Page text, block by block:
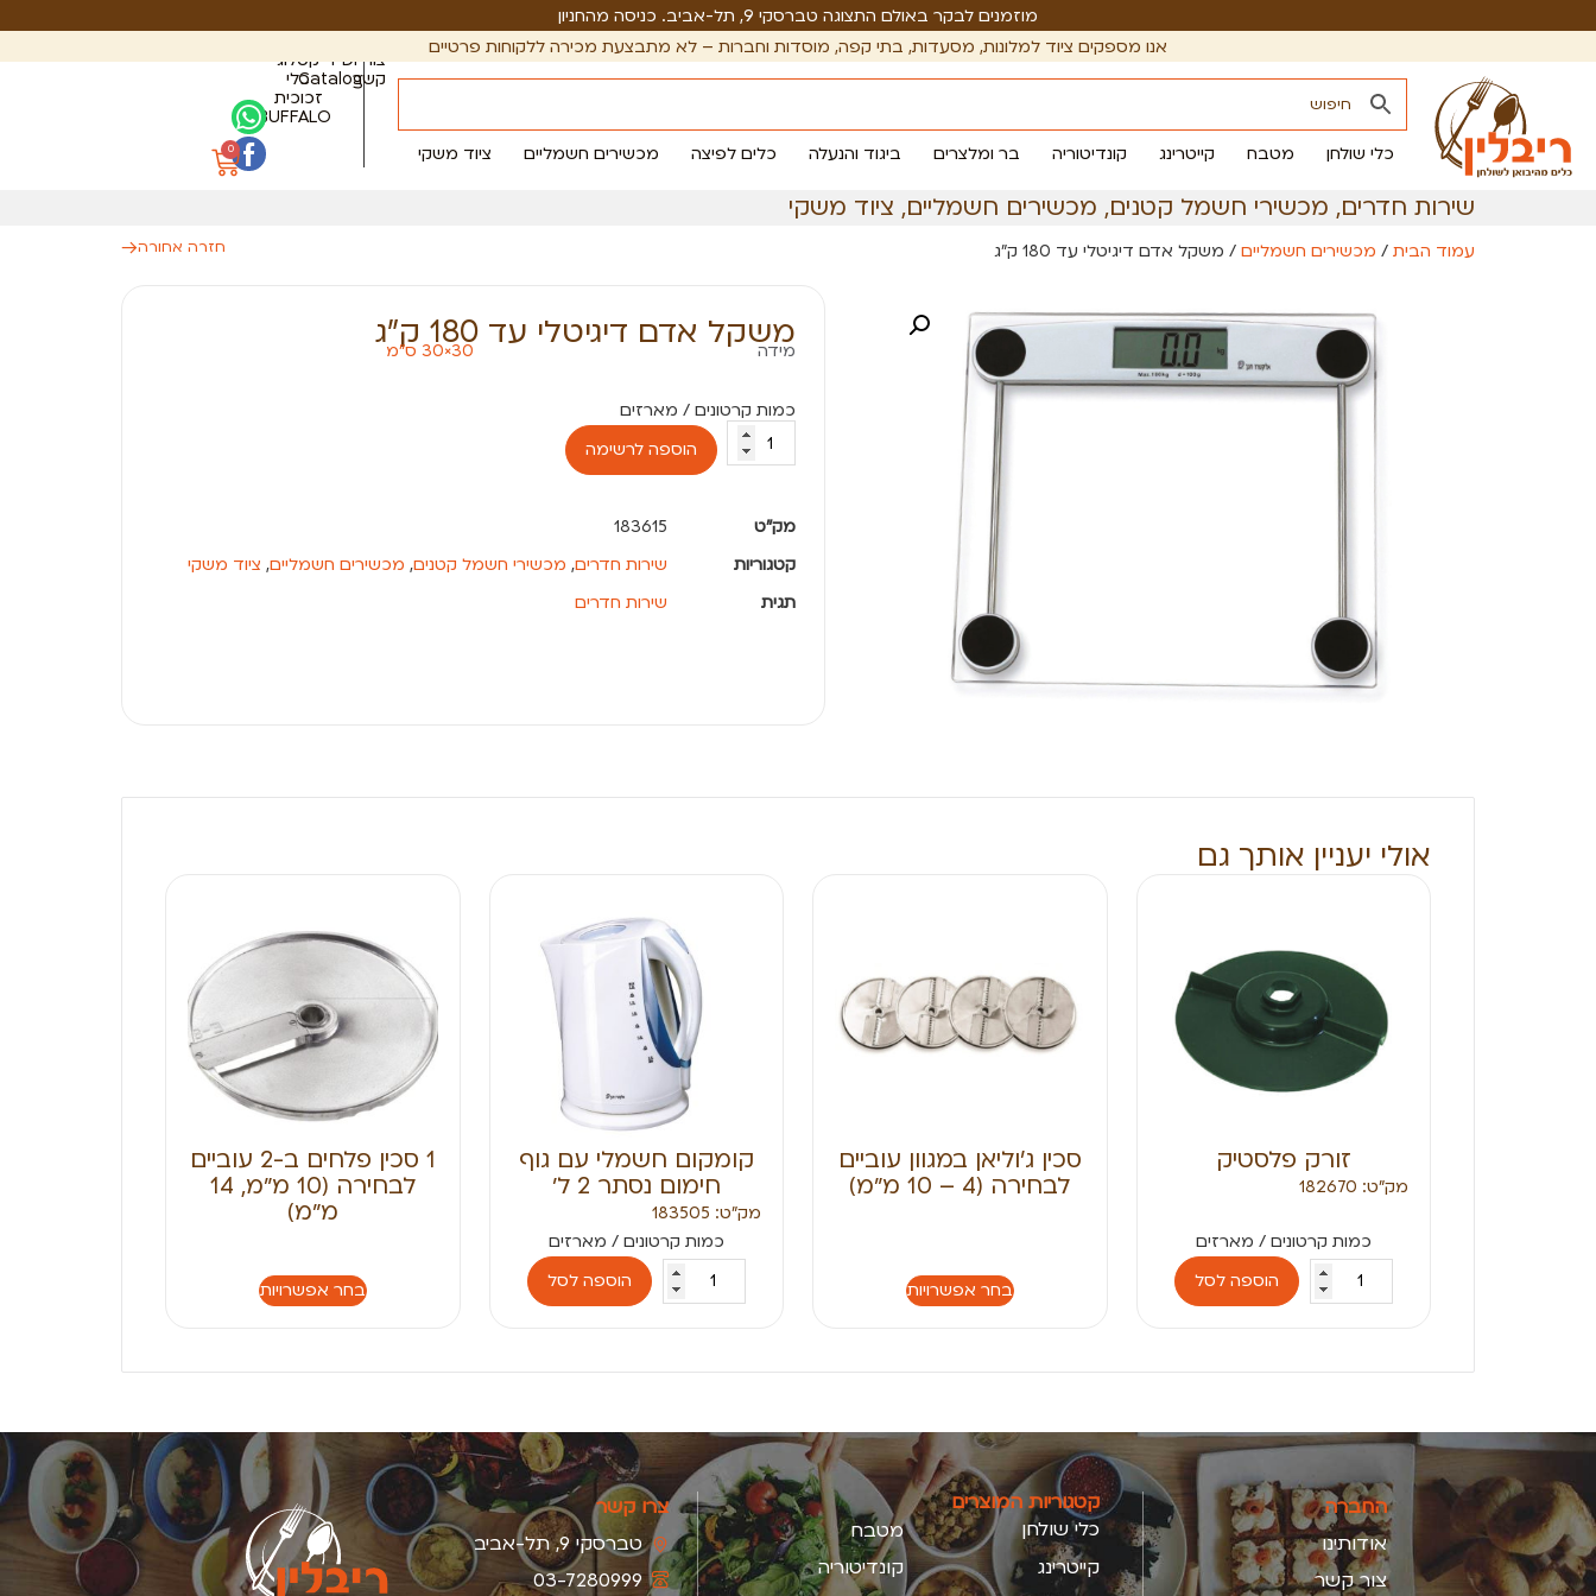
מוזמנים לבקר באולם התצוגה טברסקי 9, תל-אביב. כניסה מהחניון
אנו מספקים ציוד למלונות, מסעדות, בתי קפה, מוסדות וחברות – לא מתבצעת מכירה ללקוחות פרטיים
כלי שולחן מטבח קייטרינג קונדיטוריה בר ומלצרים ביגוד והנעלה כלים לפיצה מכשירים חשמליים ציוד משקי
צור
קשר
PDF
Catalog
קטלוג
כלי
זכוכית
BUFFALO
0
שירות חדרים, מכשירי חשמל קטנים, מכשירים חשמליים, ציוד משקי
עמוד הבית / מכשירים חשמליים / משקל אדם דיגיטלי עד 180 ק”ג חזרה אחורה
משקל אדם דיגיטלי עד 180 ק”ג
מידה 30×30 ס"מ
הוספה לרשימה
מק"ט
183615
קטגוריות
שירות חדרים, מכשירי חשמל קטנים, מכשירים חשמליים, ציוד משקי
תגית
שירות חדרים
אולי יעניין אותך גם
זורק פלסטיק
מק״ט: 182670
הוספה לסל
סכין ג’וליאן במגוון עוביים
לבחירה (4 – 10 מ״מ)
בחר אפשרויות
קומקום חשמלי עם גוף
חימום נסתר 2 ל׳
מק״ט: 183505
הוספה לסל
1 סכין פלחים ב-2 עוביים
לבחירה (10 מ״מ, 14
מ״מ)
בחר אפשרויות
החברה
אודותינו
צור קשר
קטגוריות המוצרים
כלי שולחן
מטבח
קייטרינג
קונדיטוריה
צרו קשר
טברסקי 9, תל-אביב
03-7280999